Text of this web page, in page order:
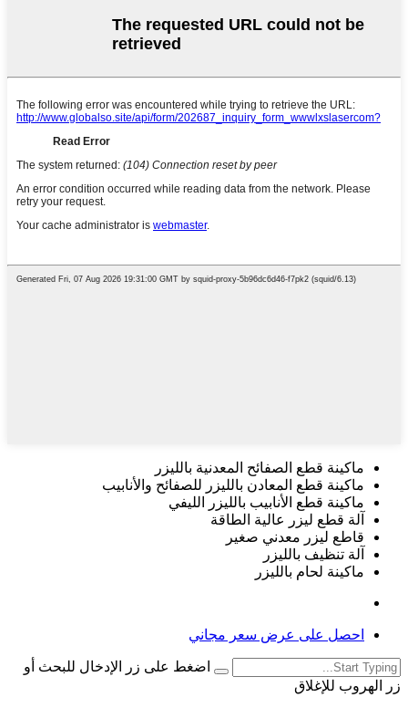
ماكينة قطع الصفائح المعدنية بالليزر
ماكينة قطع المعادن بالليزر للصفائح والأنابيب
ماكينة قطع الأنابيب بالليزر الليفي
آلة قطع ليزر عالية الطاقة
قاطع ليزر معدني صغير
آلة تنظيف بالليزر
ماكينة لحام بالليزر
احصل على عرض سعر مجاني
اضغط على زر الإدخال للبحث أو
زر الهروب للإغلاق